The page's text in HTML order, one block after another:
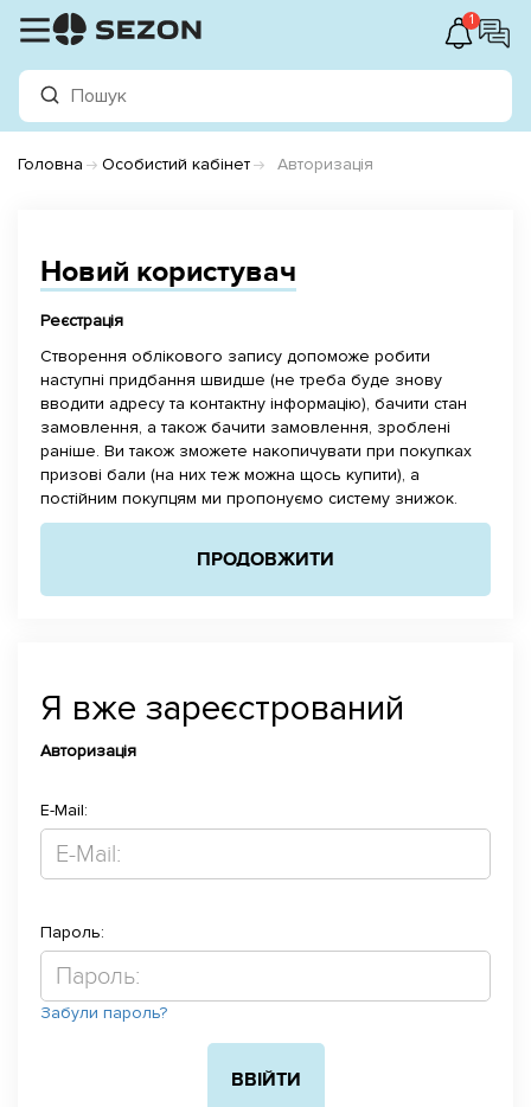
1
Головна Особистий кабінет Авторизація
Новий користувач
Реєстрація
Створення облікового запису допоможе робити
наступні придбання швидше (не треба буде знову
вводити адресу та контактну інформацію), бачити стан
замовлення, а також бачити замовлення, зроблені
раніше. Ви також зможете накопичувати при покупках
призові бали (на них теж можна щось купити), а
постійним покупцям ми пропонуємо систему знижок.
ПРОДОВЖИТИ
Я вже зареєстрований
Авторизація
E-Mail:
Пароль:
Забули пароль?